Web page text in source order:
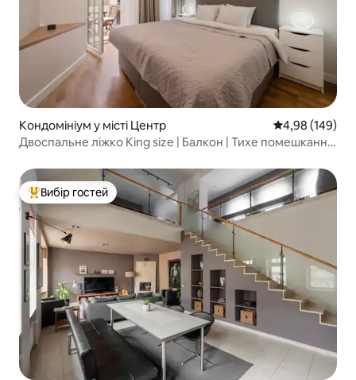
Кондомініум у місті Центр Середня
4,98 (149)
Двоспальне ліжко King size | Балкон | Тихе помешкання
Топ вибір гостей
Вибір гостей